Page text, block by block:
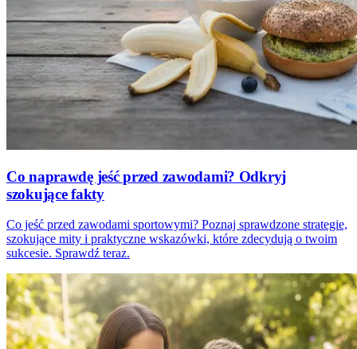
Co naprawdę jeść przed zawodami? Odkryj
szokujące fakty
Co jeść przed zawodami sportowymi? Poznaj sprawdzone strategie,
szokujące mity i praktyczne wskazówki, które zdecydują o twoim
sukcesie. Sprawdź teraz.